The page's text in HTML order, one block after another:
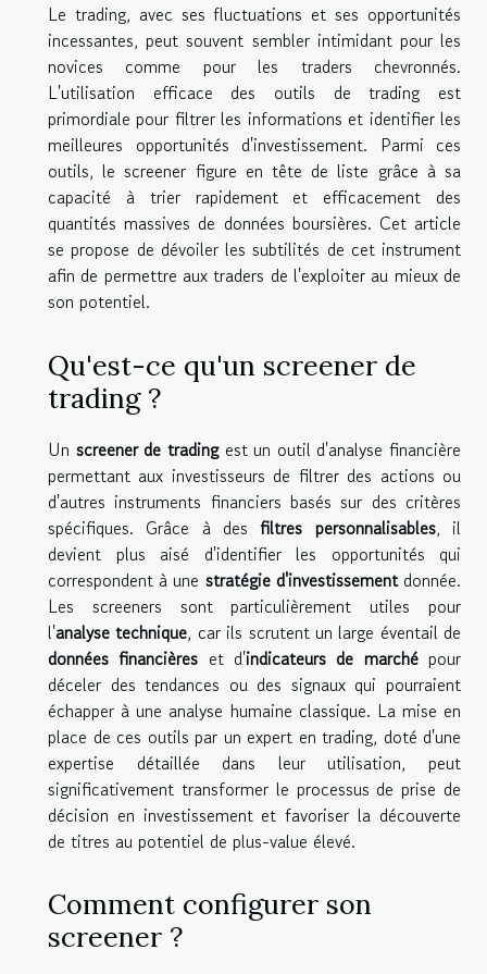
Le trading, avec ses fluctuations et ses opportunités
incessantes, peut souvent sembler intimidant pour les
novices comme pour les traders chevronnés.
L'utilisation efficace des outils de trading est
primordiale pour filtrer les informations et identifier les
meilleures opportunités d'investissement. Parmi ces
outils, le screener figure en tête de liste grâce à sa
capacité à trier rapidement et efficacement des
quantités massives de données boursières. Cet article
se propose de dévoiler les subtilités de cet instrument
afin de permettre aux traders de l'exploiter au mieux de
son potentiel.
Qu'est-ce qu'un screener de
trading ?
Un screener de tradingest un outil d'analyse financière
permettant aux investisseurs de filtrer des actions ou
d'autres instruments financiers basés sur des critères
spécifiques. Grâce à desfiltres personnalisables, il
devient plus aisé d'identifier les opportunités qui
correspondent à une stratégie d'investissementdonnée.
Les screeners sont particulièrement utiles pour
l'analyse technique, car ils scrutent un large éventail de
données financières et d'indicateurs de marchépour
déceler des tendances ou des signaux qui pourraient
échapper à une analyse humaine classique. La mise en
place de ces outils par un expert en trading, doté d'une
expertise détaillée dans leur utilisation, peut
significativement transformer le processus de prise de
décision en investissement et favoriser la découverte
de titres au potentiel de plus-value élevé.
Comment configurer son
screener ?